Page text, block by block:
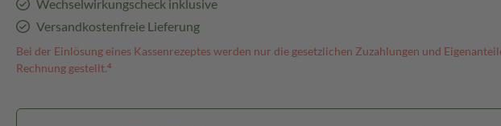
Wechselwirkungscheck inklusive
Versandkostenfreie Lieferung
Bei der Einlösung eines Kassenrezeptes werden nur die gesetzlichen Zuzahlungen und
Rechnung gestellt.⁴